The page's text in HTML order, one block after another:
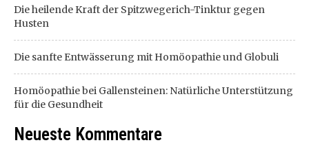
Die heilende Kraft der Spitzwegerich-Tinktur gegen
Husten
Die sanfte Entwässerung mit Homöopathie und Globuli
Homöopathie bei Gallensteinen: Natürliche Unterstützung
für die Gesundheit
Neueste Kommentare